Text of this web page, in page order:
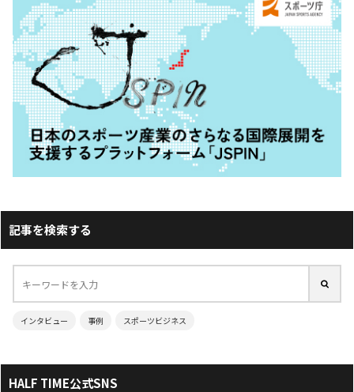
記事を検索する
インタビュー 事例 スポーツビジネス
HALF TIME公式SNS